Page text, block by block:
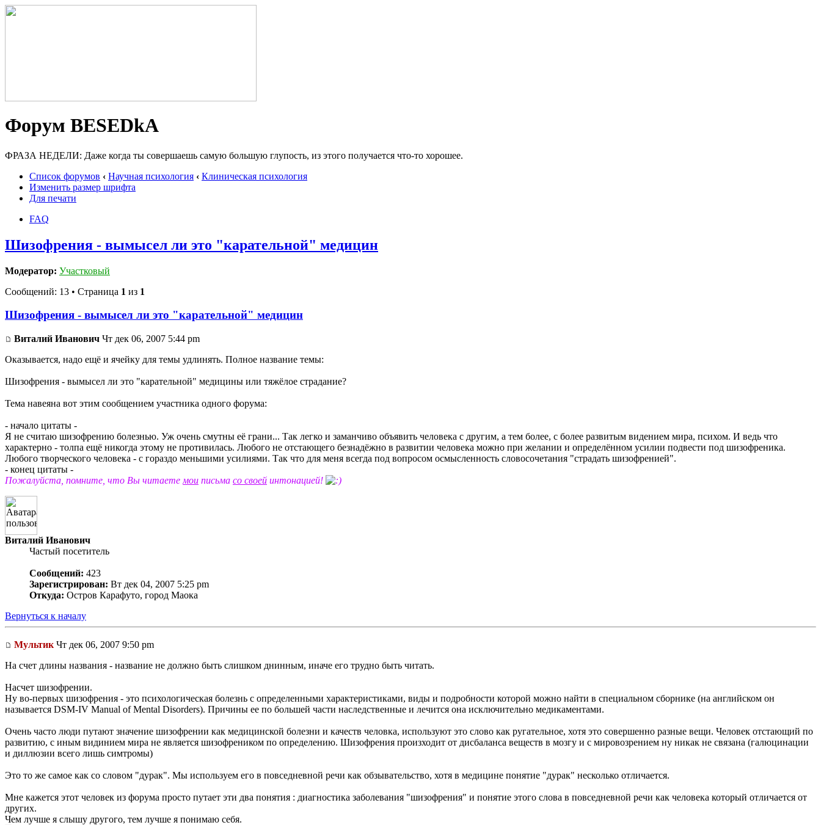
Форум BESEDkA
ФРАЗА НЕДЕЛИ: Даже когда ты совершаешь самую большую глупость, из этого получается что-то хорошее.
Список форумов ‹ Научная психология ‹ Клиническая психология
Изменить размер шрифта
Для печати
FAQ
Шизофрения - вымысел ли это "карательной" медицин
Модератор: Участковый
Сообщений: 13 • Страница 1 из 1
Шизофрения - вымысел ли это "карательной" медицин
Виталий Иванович Чт дек 06, 2007 5:44 pm
Оказывается, надо ещё и ячейку для темы удлинять. Полное название темы:
Шизофрения - вымысел ли это "карательной" медицины или тяжёлое страдание?
Тема навеяна вот этим сообщением участника одного форума:
- начало цитаты -
Я не считаю шизофрению болезнью. Уж очень смутны её грани... Так легко и заманчиво объявить человека с другим, а тем более, с более развитым видением мира, психом. И ведь что
характерно - толпа ещё никогда этому не противилась. Любого не отстающего безнадёжно в развитии человека можно при желании и определённом усилии подвести под шизофреника.
Любого творческого человека - с гораздо меньшими усилиями. Так что для меня всегда под вопросом осмысленность словосочетания "страдать шизофренией".
- конец цитаты -
Пожалуйста, помните, что Вы читаете мои письма со своей интонацией!
Виталий Иванович
Частый посетитель
Сообщений: 423
Зарегистрирован: Вт дек 04, 2007 5:25 pm
Откуда: Остров Карафуто, город Маока
Вернуться к началу
Мультик Чт дек 06, 2007 9:50 pm
На счет длины названия - название не должно быть слишком днинным, иначе его трудно быть читать.
Насчет шизофрении.
Ну во-первых шизофрения - это психологическая болезнь с определенными характеристиками, виды и подробности которой можно найти в специальном сборнике (на английском он
называется DSM-IV Manual of Mental Disorders). Причины ее по большей части наследственные и лечится она исключительно медикаментами.
Очень часто люди путают значение шизофрении как медицинской болезни и качеств человка, используют это слово как ругательное, хотя это совершенно разные вещи. Человек отстающий по
развитию, с иным видинием мира не является шизофреником по определению. Шизофрения произходит от дисбаланса веществ в мозгу и с мировозрением ну никак не связана (галюцинации
и диллюзии всего лишь симтромы)
Это то же самое как со словом "дурак". Мы используем его в повседневной речи как обзывательство, хотя в медицине понятие "дурак" несколько отличается.
Мне кажется этот человек из форума просто путает эти два понятия : диагностика заболевания "шизофрения" и понятие этого слова в повседневной речи как человека который отличается от
других.
Чем лучше я слышу другого, тем лучше я понимаю себя.